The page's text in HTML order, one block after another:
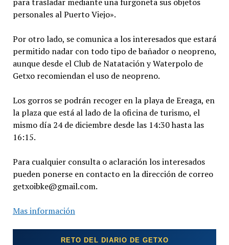
personales al Puerto Viejo».
Por otro lado, se comunica a los interesados que estará
permitido nadar con todo tipo de bañador o neopreno,
aunque desde el Club de Natatación y Waterpolo de
Getxo recomiendan el uso de neopreno.
Los gorros se podrán recoger en la playa de Ereaga, en
la plaza que está al lado de la oficina de turismo, el
mismo día 24 de diciembre desde las 14:30 hasta las
16:15.
Para cualquier consulta o aclaración los interesados
pueden ponerse en contacto en la dirección de correo
getxoibke@gmail.com.
Mas información
RETO DEL DIARIO DE GETXO